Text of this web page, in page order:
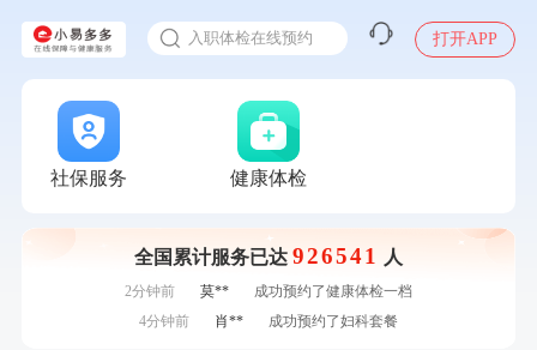
入职体检在线预约
打开APP
社保服务 健康体检
全国累计服务已达 926541 人
7分钟前 柯**
成功预约了关怀老人B套餐
7分钟前
周**
购买了BP3颈椎热敷枕
刚刚
戴*
购买了便携式手持小风扇
购买了便携式手持小风扇
成功预约了关怀老人B套餐
成功预约了关怀老人B套餐
2分钟前
王*
购买了公牛环球旅行转换器—L07
2分钟前
莫**
成功预约了健康体检一档
4分钟前
肖**
成功预约了妇科套餐